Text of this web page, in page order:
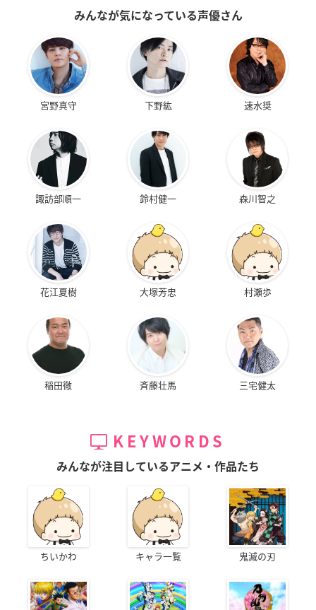
みんなが気になっている声優さん
宮野真守 下野紘 速水奨
諏訪部順一 鈴村健一 森川智之
花江夏樹 大塚芳忠 村瀬歩
稲田徹 斉藤壮馬 三宅健太
KEYWORDS
みんなが注目しているアニメ・作品たち
ちいかわ キャラ一覧 鬼滅の刃